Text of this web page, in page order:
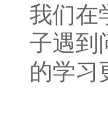
我们在
子遇到
的学习